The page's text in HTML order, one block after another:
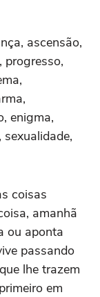
ascensão,
progresso,
enigma,
coisas
amanhã
ou aponta
passando
lhe trazem
em